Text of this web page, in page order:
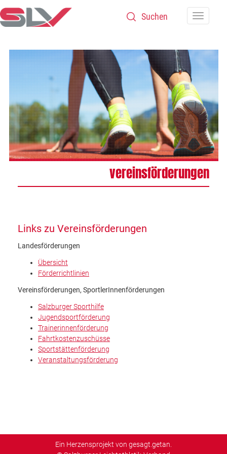
Zum Inhalt
vereinsförderungen
Links zu Vereinsförderungen
Landesförderungen
Übersicht
Förderrichtlinien
Vereinsförderungen, SportlerInnenförderungen
Salzburger Sporthilfe
Jugendsportförderung
Trainerinnenförderung
Fahrtkostenzuschüsse
Sportstättenförderung
Veranstaltungsförderung
Ein Herzensprojekt von gesagt.getan.